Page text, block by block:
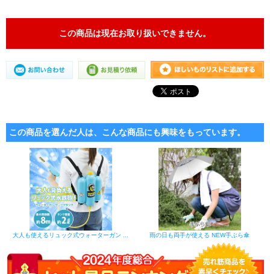
この商品は現在お取り扱いできません。
この商品を選んだ人は、こんな商品にも興味をもっています。
大人も使えるリュック式ウォーターガン ... 雨の日も両手が使える NEW手ぶら傘